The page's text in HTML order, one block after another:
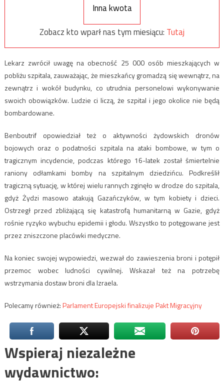
Inna kwota
Zobacz kto wparł nas tym miesiącu: Tutaj
Lekarz zwrócił uwagę na obecność 25 000 osób mieszkających w
pobliżu szpitala, zauważając, że mieszkańcy gromadzą się wewnątrz, na
zewnątrz i wokół budynku, co utrudnia personelowi wykonywanie
swoich obowiązków. Ludzie ci liczą, że szpital i jego okolice nie będą
bombardowane.
Benboutrif opowiedział też o aktywności żydowskich dronów
bojowych oraz o podatności szpitala na ataki bombowe, w tym o
tragicznym incydencie, podczas którego 16-latek został śmiertelnie
raniony odłamkami bomby na szpitalnym dziedzińcu. Podkreślił
tragiczną sytuację, w której wielu rannych zginęło w drodze do szpitala,
gdyż Żydzi masowo atakują Gazańczyków, w tym kobiety i dzieci.
Ostrzegł przed zbliżającą się katastrofą humanitarną w Gazie, gdyż
rośnie ryzyko wybuchu epidemii i głodu. Wszystko to potęgowane jest
przez zniszczone placówki medyczne.
Na koniec swojej wypowiedzi, wezwał do zawieszenia broni i potępił
przemoc wobec ludności cywilnej. Wskazał też na potrzebę
wstrzymania dostaw broni dla Izraela.
Polecamy również:Parlament Europejski finalizuje Pakt Migracyjny
Wspieraj niezależne
wydawnictwo: